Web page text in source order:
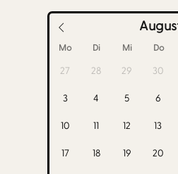
Mo Di Mi Do
27 28 29 30
3 4 5 6
10 11 12 13
17 18 19 20